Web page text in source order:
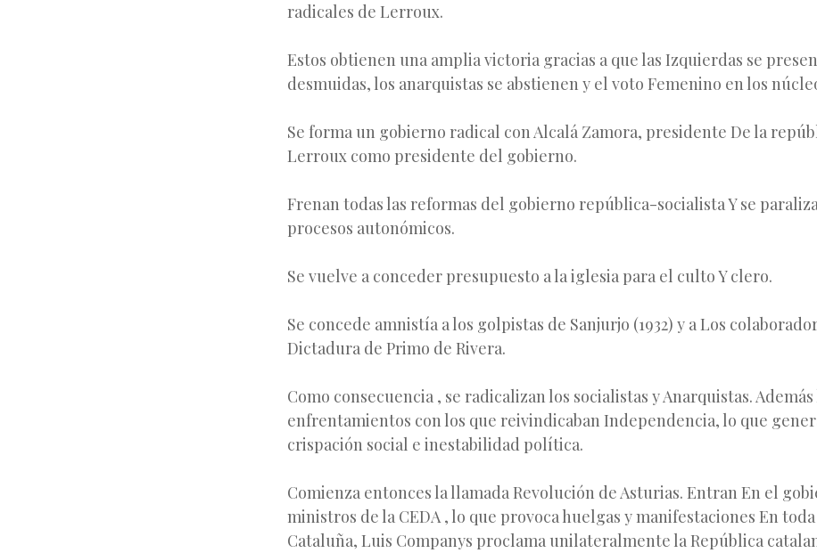
radicales de Lerroux.
Estos obtienen una amplia victoria gracias a que las Izquierdas se
desmuidas, los anarquistas se abstienen y el voto Femenino en los
Se forma un gobierno radical con Alcalá Zamora, presidente De la
Lerroux como presidente del gobierno.
Frenan todas las reformas del gobierno república-socialista Y se
procesos autonómicos.
Se vuelve a conceder presupuesto a la iglesia para el culto Y clero.
Se concede amnistía a los golpistas de Sanjurjo (1932) y a Los
Dictadura de Primo de Rivera.
Como consecuencia , se radicalizan los socialistas y Anarquistas. Además
enfrentamientos con los que reivindicaban Independencia, lo que
crispación social e inestabilidad política.
Comienza entonces la llamada Revolución de Asturias. Entran En el
ministros de la CEDA , lo que provoca huelgas y manifestaciones En toda
Cataluña, Luis Companys proclama unilateralmente la República